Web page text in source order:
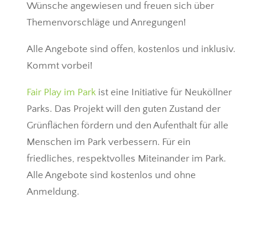
Wünsche angewiesen und freuen sich über
Themenvorschläge und Anregungen!
Alle Angebote sind offen, kostenlos und inklusiv.
Kommt vorbei!
Fair Play im Parkist eine Initiative für Neuköllner
Parks. Das Projekt will den guten Zustand der
Grünflächen fördern und den Aufenthalt für alle
Menschen im Park verbessern. Für ein
friedliches, respektvolles Miteinander im Park.
Alle Angebote sind kostenlos und ohne
Anmeldung.